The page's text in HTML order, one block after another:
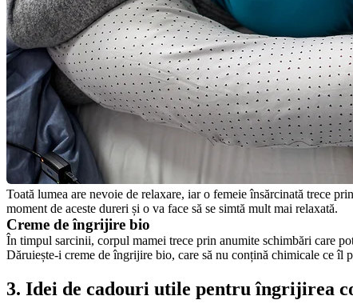
Toată lumea are nevoie de relaxare, iar o femeie însărcinată trece
moment de aceste dureri și o va face să se simtă mult mai relaxată.
Creme de îngrijire bio
În timpul sarcinii, corpul mamei trece prin anumite schimbări care
Dăruiește-i creme de îngrijire bio, care să nu conțină chimicale ce îl
3. Idei de cadouri utile pentru îngrijirea